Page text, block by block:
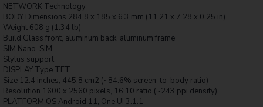
NETWORK Technology
BODY Dimensions 284.8 x 185 x 6.3 mm (11.21 x 7.28 x 0.25 in)
Weight 608 g (1.34 lb)
Build Glass front, aluminum back, aluminum frame
SIM Nano-SIM
Stylus support
DISPLAY Type TFT
Size 12.4 inches, 445.8 cm2 (~84.6% screen-to-body ratio)
Resolution 1600 x 2560 pixels, 16:10 ratio (~243 ppi density)
PLATFORM OS Android 11, One UI 3.1.1